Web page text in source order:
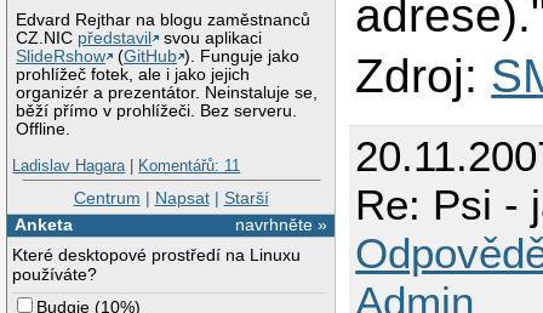
Edvard Rejthar na blogu zaměstnanců
CZ.NIC představil
svou aplikaci
SlideRshow
(GitHub ). Funguje jako
prohlížeč fotek, ale i jako jejich
organizér a prezentátor. Neinstaluje se,
běží přímo v prohlížeči. Bez serveru.
Offline.
Ladislav Hagara| Komentářů: 11
Centrum | Napsat| Starší
navrhněte »
Anketa
Které desktopové prostředí na Linuxu
používáte?
Budgie (10%)
Zdroj:
Re: Psi -
Admin